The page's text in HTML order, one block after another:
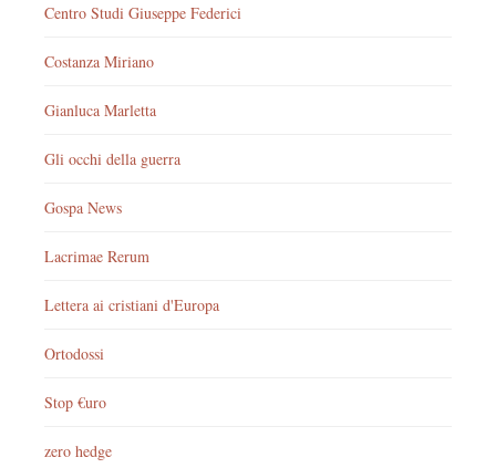
Centro Studi Giuseppe Federici
Costanza Miriano
Gianluca Marletta
Gli occhi della guerra
Gospa News
Lacrimae Rerum
Lettera ai cristiani d'Europa
Ortodossi
Stop €uro
zero hedge